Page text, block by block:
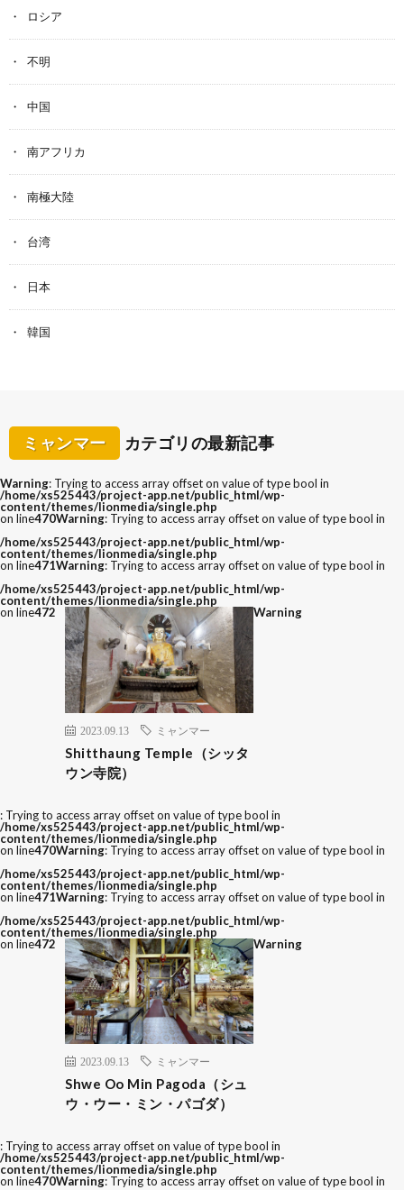
ロシア
不明
中国
南アフリカ
南極大陸
台湾
日本
韓国
ミャンマー カテゴリの最新記事
Warning: Trying to access array offset on value of type bool in
/home/xs525443/project-app.net/public_html/wp-
content/themes/lionmedia/single.php
on line470Warning: Trying to access array offset on value of type bool in
/home/xs525443/project-app.net/public_html/wp-
content/themes/lionmedia/single.php
on line471Warning: Trying to access array offset on value of type bool in
/home/xs525443/project-app.net/public_html/wp-
content/themes/lionmedia/single.php
on line472
2023.09.13 ミャンマー
Shitthaung Temple（シッタ
ウン寺院）
Warning
: Trying to access array offset on value of type bool in
/home/xs525443/project-app.net/public_html/wp-
content/themes/lionmedia/single.php
on line470Warning: Trying to access array offset on value of type bool in
/home/xs525443/project-app.net/public_html/wp-
content/themes/lionmedia/single.php
on line471Warning: Trying to access array offset on value of type bool in
/home/xs525443/project-app.net/public_html/wp-
content/themes/lionmedia/single.php
on line472
2023.09.13 ミャンマー
Shwe Oo Min Pagoda（シュ
ウ・ウー・ミン・パゴダ）
Warning
: Trying to access array offset on value of type bool in
/home/xs525443/project-app.net/public_html/wp-
content/themes/lionmedia/single.php
on line470Warning: Trying to access array offset on value of type bool in